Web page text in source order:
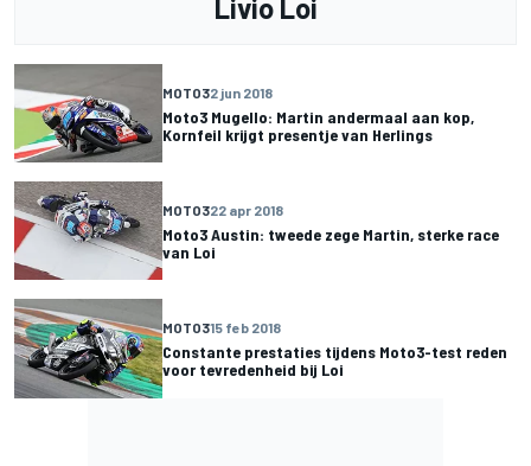
Livio Loi
MOTO32 jun 2018
Moto3 Mugello: Martin andermaal aan kop,
Kornfeil krijgt presentje van Herlings
MOTO322 apr 2018
Moto3 Austin: tweede zege Martin, sterke race
van Loi
MOTO315 feb 2018
Constante prestaties tijdens Moto3-test reden
voor tevredenheid bij Loi